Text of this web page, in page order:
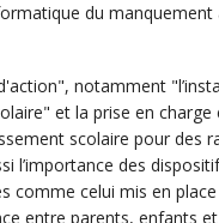
du
notamment
et la prise en charge
scolaire pour des
l’importance des
comme celui mis en
entre parents, enfants